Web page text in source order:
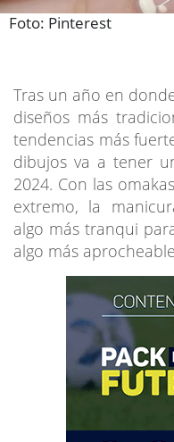
Foto: Pinterest
Tras un año en
diseños más
tendencias más
dibujos va a tener
2024. Con las
extremo, la
algo más tranqui
algo más